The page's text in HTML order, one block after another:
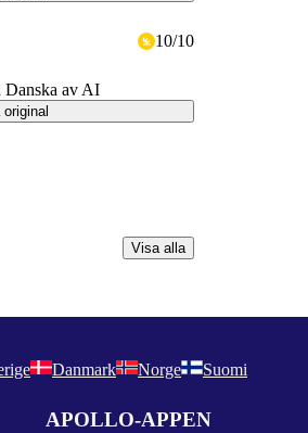
10/10
Danska av AI
Visa alla
Danmark Norge Suomi
APOLLO-APPEN